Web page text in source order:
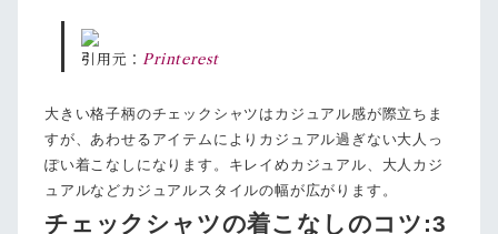
引用元： Printerest
大きい格子柄のチェックシャツはカジュアル感が際立ちま
すが、あわせるアイテムによりカジュアル過ぎない大人っ
ぽい着こなしになります。キレイめカジュアル、大人カジ
ュアルなどカジュアルスタイルの幅が広がります。
チェックシャツの着こなしのコツ:3